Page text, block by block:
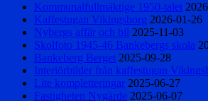
Kommunalfullmäktige 1950-talet
Kaffestugan Vikingsborg 2026-01-26
Nybergs affär och bil 2025-11-03
Skolfoto 1945-46 Bankebergs skola
Bankeberg Berget 2025-09-28
Interiörbilder från kaffestugan
Lite kompletteringar 2025-06-27
Fastigheten Nygärde 2025-06-07